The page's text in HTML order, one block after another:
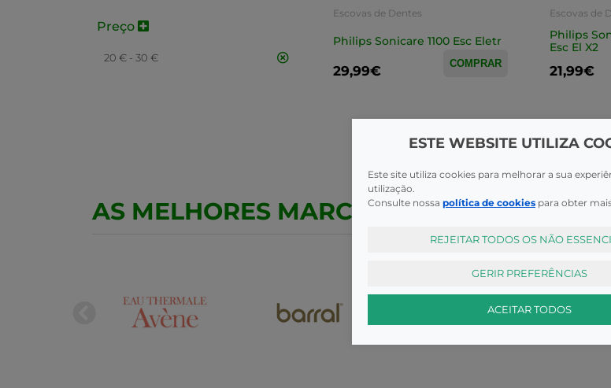
Preço
20 € - 30 €
Escovas de Dentes
Philips Sonicare 1100 Esc Eletr
29,99€ COMPRAR
Escovas de
Philips
Esc El X2
21,99€
AS MELHORES MARCAS
ESTE WEBSITE UTILIZA
Este site utiliza cookies para melhorar a sua
utilização.
Consulte nossa política de cookies para obter
REJEITAR TODOS OS NÃO
GERIR PREFERÊNCIAS
ACEITAR TODOS